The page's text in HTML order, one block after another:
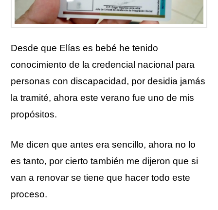
Desde que Elías es bebé he tenido
conocimiento de la credencial nacional para
personas con discapacidad, por desidia jamás
la tramité, ahora este verano fue uno de mis
propósitos.
Me dicen que antes era sencillo, ahora no lo
es tanto, por cierto también me dijeron que si
van a renovar se tiene que hacer todo este
proceso.